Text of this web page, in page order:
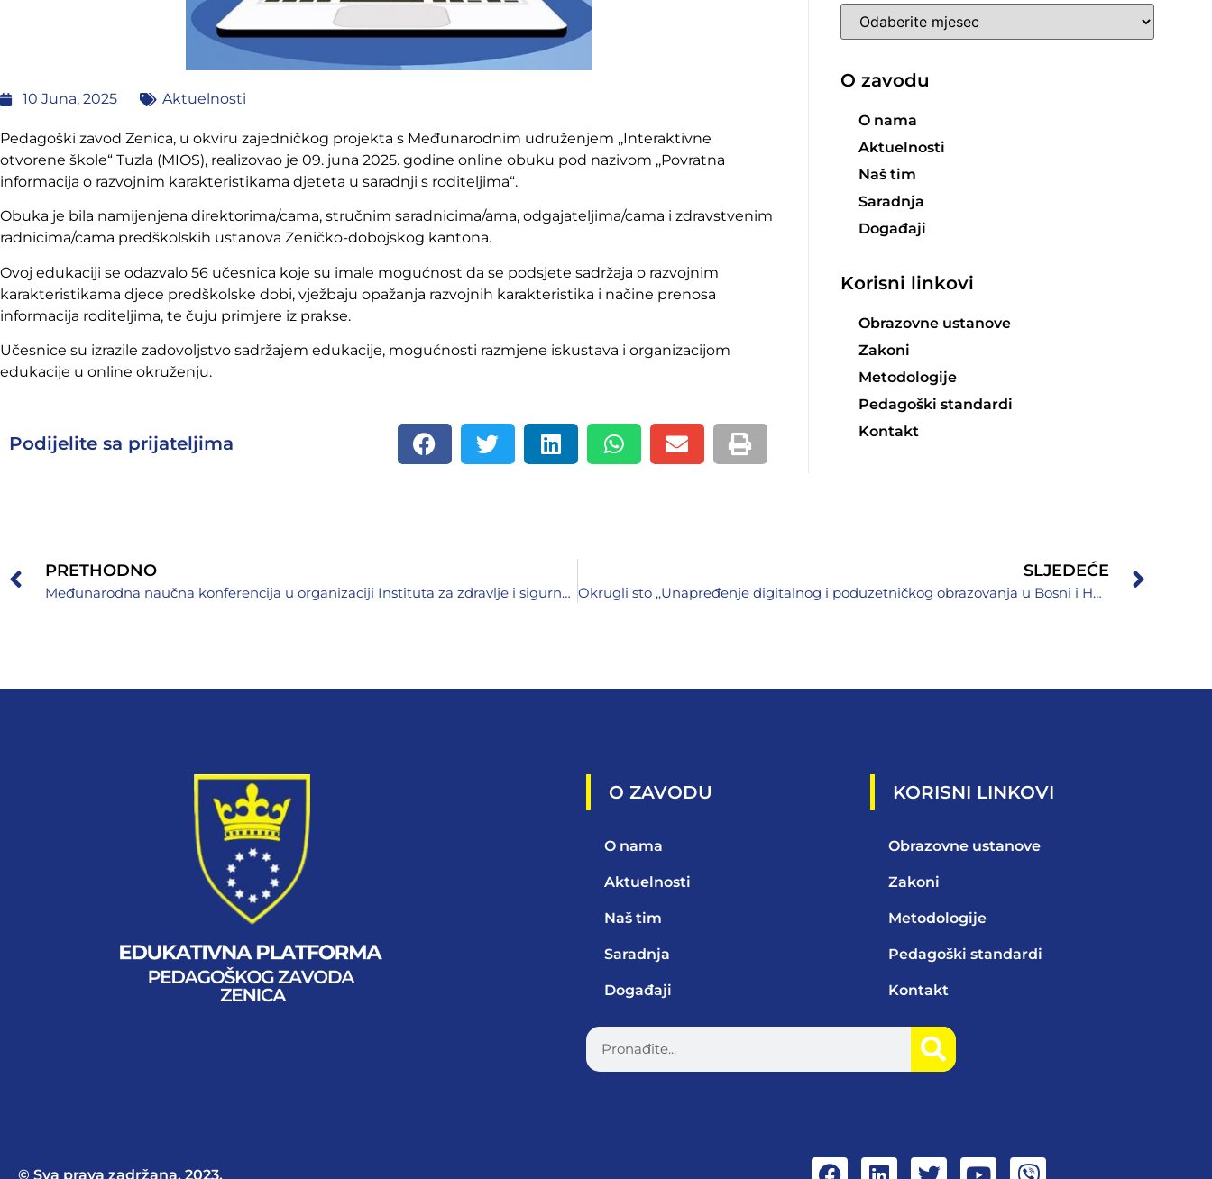
10 Juna, 2025 Aktuelnosti
Pedagoški zavod Zenica, u okviru zajedničkog projekta s Međunarodnim udruženjem ,,Interaktivne
otvorene škole“ Tuzla (MIOS), realizovao je 09. juna 2025. godine online obuku pod nazivom ,,Povratna
informacija o razvojnim karakteristikama djeteta u saradnji s roditeljima“.
Obuka je bila namijenjena direktorima/cama, stručnim saradnicima/ama, odgajateljima/cama i zdravstvenim
radnicima/cama predškolskih ustanova Zeničko-dobojskog kantona.
Ovoj edukaciji se odazvalo 56 učesnica koje su imale mogućnost da se podsjete sadržaja o razvojnim
karakteristikama djece predškolske dobi, vježbaju opažanja razvojnih karakteristika i načine prenosa
informacija roditeljima, te čuju primjere iz prakse.
Učesnice su izrazile zadovoljstvo sadržajem edukacije, mogućnosti razmjene iskustava i organizacijom
edukacije u online okruženju.
Podijelite sa prijateljima
O zavodu
O nama
Aktuelnosti
Naš tim
Saradnja
Događaji
Korisni linkovi
Obrazovne ustanove
Zakoni
Metodologije
Pedagoški standardi
Kontakt
PRETHODNO
Međunarodna naučna konferencija u organizaciji Instituta za zdravlje i sigurnost hrane Zenica
SLJEDEĆE
Okrugli sto ,,Unapređenje digitalnog i poduzetničkog obrazovanja u Bosni i Hercegovini“
O ZAVODU
O nama
Aktuelnosti
Naš tim
Saradnja
Događaji
KORISNI LINKOVI
Obrazovne ustanove
Zakoni
Metodologije
Pedagoški standardi
Kontakt
© Sva prava zadržana, 2023.